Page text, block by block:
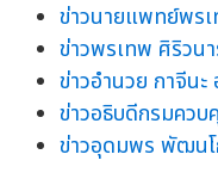
ข่าวนายแพทย์พร
ข่าวพรเทพ ศิริวน
ข่าวอำนวย กาจีนะ
ข่าวอธิบดีกรมควบ
ข่าวอุดมพร พัฒน